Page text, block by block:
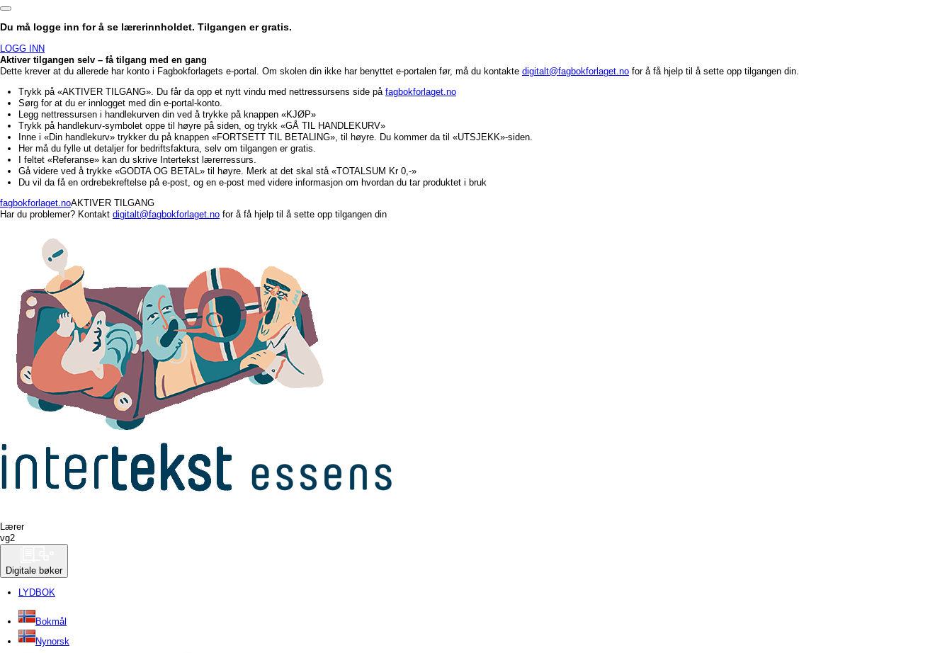
Du må logge inn for å se lærerinnholdet. Tilgangen er gratis.
LOGG INN
Aktiver tilgangen selv – få tilgang med en gang
Dette krever at du allerede har konto i Fagbokforlagets e-portal. Om skolen din ikke har benyttet e-portalen før, må du kontakte digitalt@fagbokforlaget.no for å få hjelp til å sette opp tilgangen din.
Trykk på «AKTIVER TILGANG». Du får da opp et nytt vindu med nettressursens side på fagbokforlaget.no
Sørg for at du er innlogget med din e-portal-konto.
Legg nettressursen i handlekurven din ved å trykke på knappen «KJØP»
Trykk på handlekurv-symbolet oppe til høyre på siden, og trykk «GÅ TIL HANDLEKURV»
Inne i «Din handlekurv» trykker du på knappen «FORTSETT TIL BETALING», til høyre. Du kommer da til «UTSJEKK»-siden.
Her må du fylle ut detaljer for bedriftsfaktura, selv om tilgangen er gratis.
I feltet «Referanse» kan du skrive Intertekst lærerressurs.
Gå videre ved å trykke «GODTA OG BETAL» til høyre. Merk at det skal stå «TOTALSUM Kr 0,-»
Du vil da få en ordrebekreftelse på e-post, og en e-post med videre informasjon om hvordan du tar produktet i bruk
fagbokforlaget.noAKTIVER TILGANG
Har du problemer? Kontakt digitalt@fagbokforlaget.no for å få hjelp til å sette opp tilgangen din
Lærer
vg2
Digitale bøker
LYDBOK
Bokmål
Nynorsk